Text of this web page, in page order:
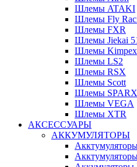
Шлемы ATAKI
Шлемы Fly
Шлемы FXR
Шлемы Jiekai
Шлемы
Шлемы LS2
Шлемы RSX
Шлемы Scott
Шлемы SPARX
Шлемы VEGA
Шлемы XTR
АКСЕССУАРЫ
АККУМУЛЯТОРЫ